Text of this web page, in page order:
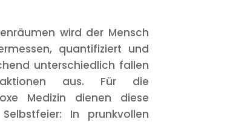
wird der Mensch
quantifiziert und
unterschiedlich fallen
aus. Für die
Medizin dienen diese
In prunkvollen